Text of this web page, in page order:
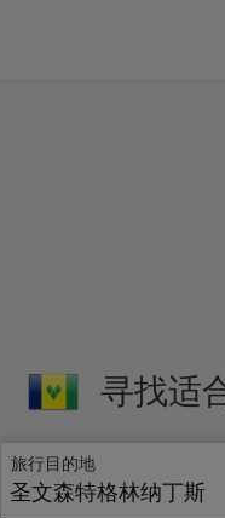
寻找适
旅行目的地
圣文森特格林纳丁斯